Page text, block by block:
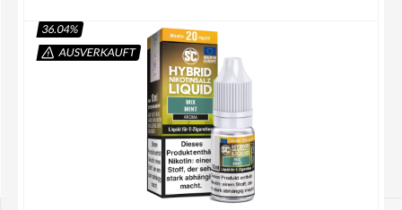
Details
36.04%
AUSVERKAUFT